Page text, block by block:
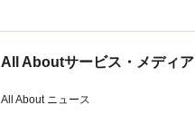
All Aboutサービス・メディア
All About ニュース